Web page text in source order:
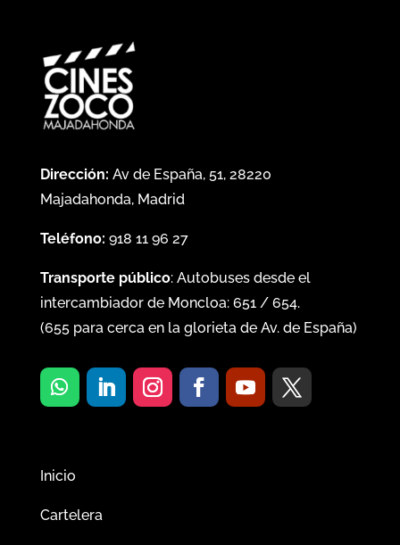
Dirección: Av de España, 51, 28220
Majadahonda, Madrid
Teléfono: 918 11 96 27
Transporte público: Autobuses desde el
intercambiador de Moncloa: 651/ 654.
(655para cerca en la glorieta de Av. de España)
Inicio
Cartelera